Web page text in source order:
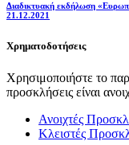
Διαδικτυακή εκδήλωση
21.12.2021
Χρηματοδοτήσεις
Χρησιμοποιήστε το
προσκλήσεις είναι
Ανοιχτές
Κλειστές